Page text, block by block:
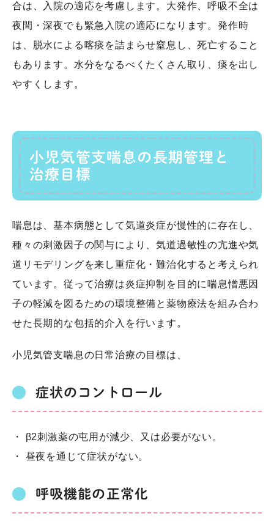
合は、入院の適応を考慮します。大発作、呼吸不全は
夜間・深夜でも緊急入院の適応になります。発作時
は、脱水による喀痰を詰まらせ窒息し、死亡すること
もあります。水分をなるべくたくさん取り、痰を出し
やすくします。
小児気管支喘息の長期管理と
治療目標
喘息は、基本病態として気道炎症が慢性的に存在し、
種々の刺激因子の関与により、気道過敏性の亢進や気
道リモデリングを来し重症化・難治化すると考えられ
ています。従って治療は炎症抑制を目的に喘息憎悪因
子の軽減を図るための環境整備と薬物療法を組み合わ
せた長期的な包括的介入を行います。
小児気管支喘息の日常治療の目標は、
症状のコントロール
・ β2刺激薬の屯用が減少、又は必要がない。
・ 昼夜を通じて症状がない。
呼吸機能の正常化